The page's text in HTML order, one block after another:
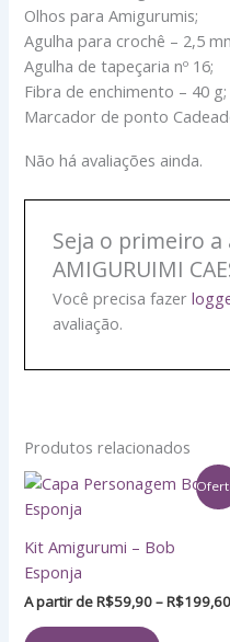
Olhos para Amigurumis;
Agulha para crochê – 2,5
Agulha de tapeçaria nº 16;
Fibra de enchimento – 40 g;
Marcador de ponto
Não há avaliações ainda.
Seja o primeiro a
AMIGURUIMI
Você precisa fazer
avaliação.
Produtos relacionados
Kit Amigurumi – Bob
Esponja
A partir deR$59,90–R$199,60
Este
produto
várias
As